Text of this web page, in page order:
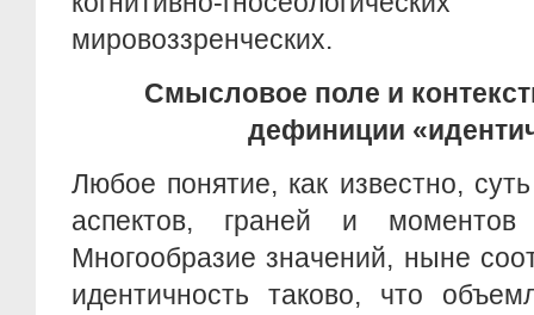
мировоззренческих.
Смысловое поле и
дефиниции
Любое понятие, как известно,
аспектов, граней и моментов
Многообразие значений, ныне
идентичность таково, что